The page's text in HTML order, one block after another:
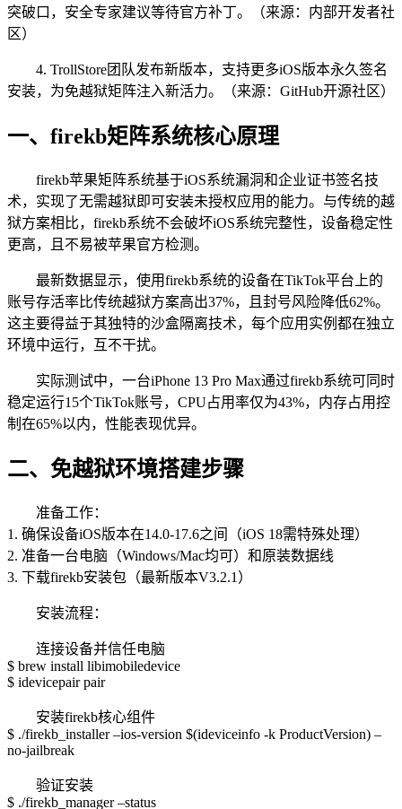
突破口，安全专家建议等待官方补丁。（来源：内部开发者社
区）
4. TrollStore团队发布新版本，支持更多iOS版本永久签名
安装，为免越狱矩阵注入新活力。（来源：GitHub开源社区）
一、firekb矩阵系统核心原理
firekb苹果矩阵系统基于iOS系统漏洞和企业证书签名技
术，实现了无需越狱即可安装未授权应用的能力。与传统的越
狱方案相比，firekb系统不会破坏iOS系统完整性，设备稳定性
更高，且不易被苹果官方检测。
最新数据显示，使用firekb系统的设备在TikTok平台上的
账号存活率比传统越狱方案高出37%，且封号风险降低62%。
这主要得益于其独特的沙盒隔离技术，每个应用实例都在独立
环境中运行，互不干扰。
实际测试中，一台iPhone 13 Pro Max通过firekb系统可同时
稳定运行15个TikTok账号，CPU占用率仅为43%，内存占用控
制在65%以内，性能表现优异。
二、免越狱环境搭建步骤
准备工作：
1. 确保设备iOS版本在14.0-17.6之间（iOS 18需特殊处理）
2. 准备一台电脑（Windows/Mac均可）和原装数据线
3. 下载firekb安装包（最新版本V3.2.1）
安装流程：
连接设备并信任电脑
$ brew install libimobiledevice
$ idevicepair pair
安装firekb核心组件
$ ./firekb_installer –ios-version $(ideviceinfo -k ProductVersion) –
no-jailbreak
验证安装
$ ./firekb_manager –status